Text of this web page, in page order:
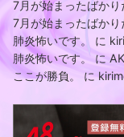
7月が始まったばかり
7月が始まったばかり
肺炎怖いです。
に
肺炎怖いです。
に
ここが勝負。
に